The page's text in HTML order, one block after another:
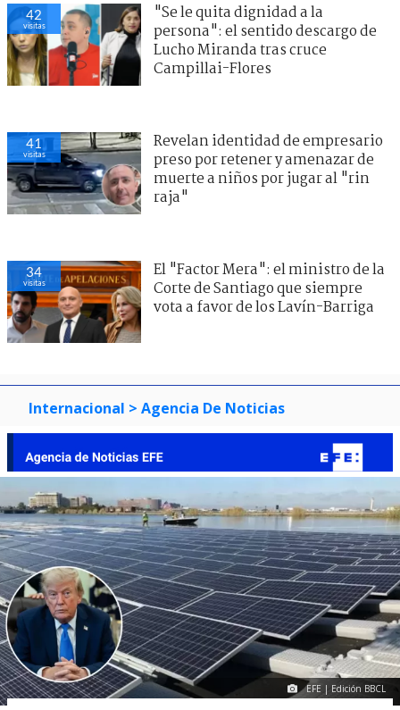
42
visitas
"Se le quita dignidad a la
persona": el sentido descargo de
Lucho Miranda tras cruce
Campillai-Flores
41
visitas
Revelan identidad de empresario
preso por retener y amenazar de
muerte a niños por jugar al "rin
raja"
34
visitas
El "Factor Mera": el ministro de la
Corte de Santiago que siempre
vota a favor de los Lavín-Barriga
Internacional > Agencia De Noticias
EFE | Edición BBCL